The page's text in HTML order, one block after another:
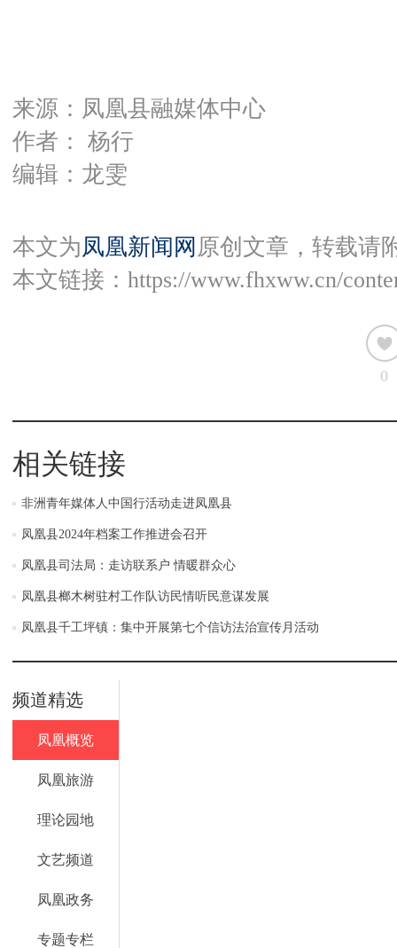
来源：凤凰县融媒体中心
作者： 杨行
编辑：龙雯
本文为凤凰新闻网 原创文章，转载请
本文链接： https://www.fhxww.cn/
0
相关链接
非洲青年媒体人中国行活动走进凤凰县
凤凰县2024年档案工作推进会召开
凤凰县司法局：走访联系户 情暖群众心
凤凰县榔木树驻村工作队访民情听民意谋发展
凤凰县千工坪镇：集中开展第七个信访法治宣传月活动
频道精选
凤凰概览
凤凰旅游
理论园地
文艺频道
凤凰政务
专题专栏